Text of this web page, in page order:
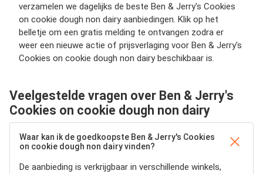
verzamelen we dagelijks de beste Ben & Jerry's Cookies
on cookie dough non dairy aanbiedingen. Klik op het
belletje om een gratis melding te ontvangen zodra er
weer een nieuwe actie of prijsverlaging voor Ben & Jerry's
Cookies on cookie dough non dairy beschikbaar is.
Veelgestelde vragen over Ben & Jerry's
Cookies on cookie dough non dairy
Waar kan ik de goedkoopste Ben & Jerry's Cookies
on cookie dough non dairy vinden?
De aanbieding is verkrijgbaar in verschillende winkels,